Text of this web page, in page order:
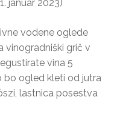
januar 2023)
vodene oglede
vinogradniški grič v
vina 5
bo ogled kleti od jutra
lastnica posestva